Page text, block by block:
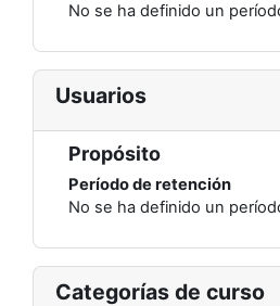
No se ha definido un
Usuarios
Propósito
Período de retención
No se ha definido un
Categorías de curso